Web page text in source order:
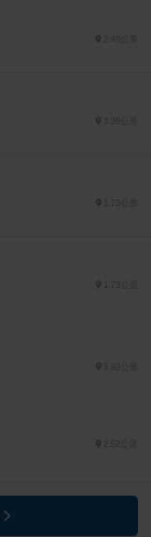
2.49公里
2.52公里